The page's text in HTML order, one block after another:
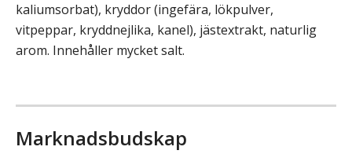
kaliumsorbat), kryddor (ingefära, lökpulver,
vitpeppar, kryddnejlika, kanel), jästextrakt, naturlig
arom. Innehåller mycket salt.
Marknadsbudskap